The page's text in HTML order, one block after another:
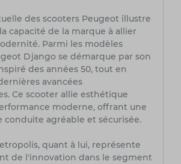
des scooters Peugeot illustre
capacité de la marque à allier
Parmi les modèles
Django se démarque par son
des années 50, tout en
avancées
Ce scooter allie esthétique
moderne, offrant une
conduite agréable et sécurisée.
quant à lui, représente
de l'innovation dans le segment